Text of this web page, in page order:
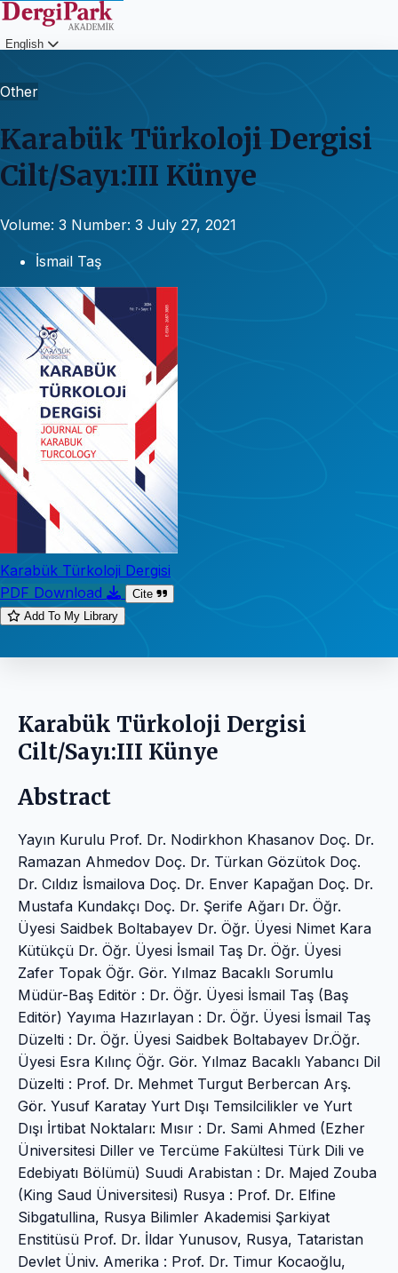
English
Other
Karabük Türkoloji Dergisi
Cilt/Sayı:III Künye
Volume: 3 Number: 3 July 27, 2021
İsmail Taş
Karabük Türkoloji Dergisi
PDF Download
Cite
Add To My Library
Karabük Türkoloji Dergisi
Cilt/Sayı:III Künye
Abstract
Yayın Kurulu Prof. Dr. Nodirkhon Khasanov Doç. Dr.
Ramazan Ahmedov Doç. Dr. Türkan Gözütok Doç.
Dr. Cıldız İsmailova Doç. Dr. Enver Kapağan Doç. Dr.
Mustafa Kundakçı Doç. Dr. Şerife Ağarı Dr. Öğr.
Üyesi Saidbek Boltabayev Dr. Öğr. Üyesi Nimet Kara
Kütükçü Dr. Öğr. Üyesi İsmail Taş Dr. Öğr. Üyesi
Zafer Topak Öğr. Gör. Yılmaz Bacaklı Sorumlu
Müdür-Baş Editör : Dr. Öğr. Üyesi İsmail Taş (Baş
Editör) Yayıma Hazırlayan : Dr. Öğr. Üyesi İsmail Taş
Düzelti : Dr. Öğr. Üyesi Saidbek Boltabayev Dr.Öğr.
Üyesi Esra Kılınç Öğr. Gör. Yılmaz Bacaklı Yabancı Dil
Düzelti : Prof. Dr. Mehmet Turgut Berbercan Arş.
Gör. Yusuf Karatay Yurt Dışı Temsilcilikler ve Yurt
Dışı İrtibat Noktaları: Mısır : Dr. Sami Ahmed (Ezher
Üniversitesi Diller ve Tercüme Fakültesi Türk Dili ve
Edebiyatı Bölümü) Suudi Arabistan : Dr. Majed Zouba
(King Saud Üniversitesi) Rusya : Prof. Dr. Elfine
Sibgatullina, Rusya Bilimler Akademisi Şarkiyat
Enstitüsü Prof. Dr. İldar Yunusov, Rusya, Tataristan
Devlet Üniv. Amerika : Prof. Dr. Timur Kocaoğlu,